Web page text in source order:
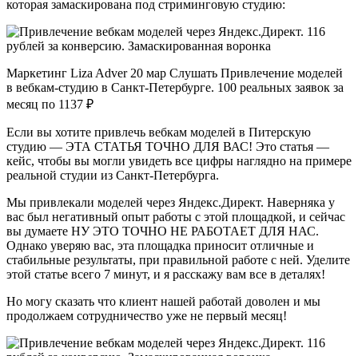
которая замаскирована под стриминговую студию:
Маркетинг Liza Adver 20 мар Слушать Привлечение моделей
в вебкам-студию в Санкт-Петербурге. 100 реальных заявок за
месяц по 1137 ₽
Если вы хотите привлечь вебкам моделей в Питерскую
студию — ЭТА СТАТЬЯ ТОЧНО ДЛЯ ВАС! Это статья —
кейс, чтобы вы могли увидеть все цифры наглядно на примере
реальной студии из Санкт-Петербурга.
Мы привлекали моделей через Яндекс.Директ. Наверняка у
вас был негативный опыт работы с этой площадкой, и сейчас
вы думаете НУ ЭТО ТОЧНО НЕ РАБОТАЕТ ДЛЯ НАС.
Однако уверяю вас, эта площадка приносит отличные и
стабильные результаты, при правильной работе с ней. Уделите
этой статье всего 7 минут, и я расскажу вам все в деталях!
Но могу сказать что клиент нашей работай доволен и мы
продолжаем сотрудничество уже не первый месяц!